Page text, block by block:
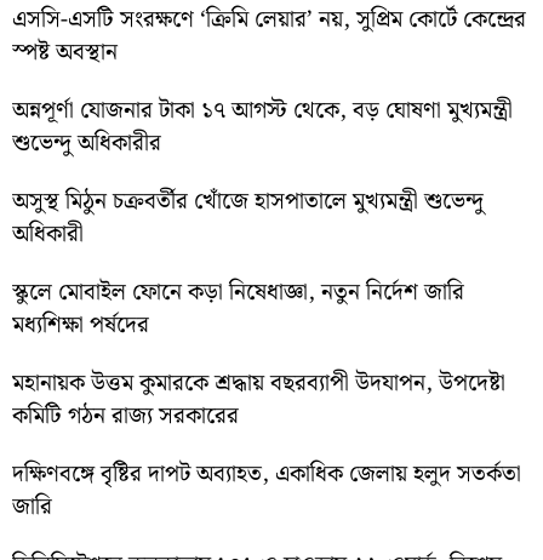
এসসি-এসটি সংরক্ষণে ‘ক্রিমি লেয়ার’ নয়, সুপ্রিম কোর্টে কেন্দ্রের
স্পষ্ট অবস্থান
অন্নপূর্ণা যোজনার টাকা ১৭ আগস্ট থেকে, বড় ঘোষণা মুখ্যমন্ত্রী
শুভেন্দু অধিকারীর
অসুস্থ মিঠুন চক্রবর্তীর খোঁজে হাসপাতালে মুখ্যমন্ত্রী শুভেন্দু
অধিকারী
স্কুলে মোবাইল ফোনে কড়া নিষেধাজ্ঞা, নতুন নির্দেশ জারি
মধ্যশিক্ষা পর্ষদের
মহানায়ক উত্তম কুমারকে শ্রদ্ধায় বছরব্যাপী উদযাপন, উপদেষ্টা
কমিটি গঠন রাজ্য সরকারের
দক্ষিণবঙ্গে বৃষ্টির দাপট অব্যাহত, একাধিক জেলায় হলুদ সতর্কতা
জারি